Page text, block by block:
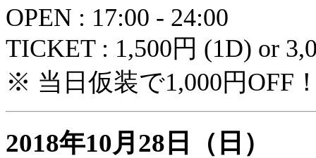
OPEN : 17:00 - 24:00
TICKET : 1,500円 (1D) or
※ 当日仮装で1,000円OFF
2018年10月28日（日）